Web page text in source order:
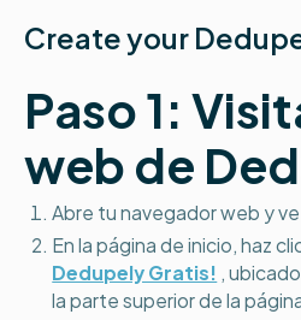
Create your
Paso 1:
web de
Abre tu navegador web y ve
En la página de inicio, haz
Dedupely Gratis! ,
la parte superior de la